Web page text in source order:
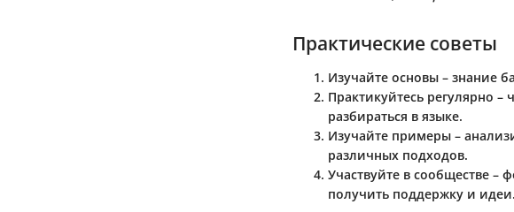
Практические советы
Изучайте основы – знание
Практикуйтесь регулярно –
разбираться в языке.
Изучайте примеры –
различных подходов.
Участвуйте в сообществе –
получить поддержку и идеи.